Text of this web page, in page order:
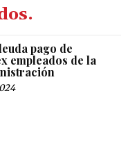
pago de
empleados de la